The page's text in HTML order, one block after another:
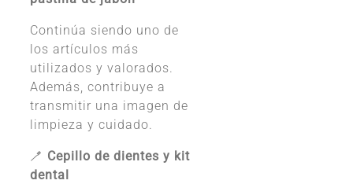
Continúa siendo uno de
los artículos más
utilizados y valorados.
Además, contribuye a
transmitir una imagen de
limpieza y cuidado.
🪥 Cepillo de dientes y kit
dental